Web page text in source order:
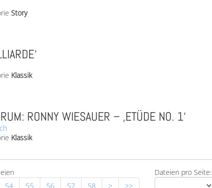
Story
Klassik
RONNY WIESAUER – ‚ETÜDE NO. 1‘
Klassik
Dateien pro Seite:
54 55 56 57 58 > >>